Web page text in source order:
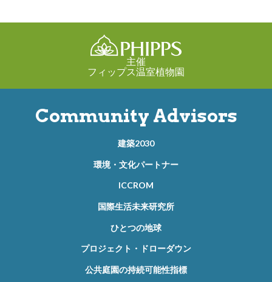
主催
フィップス温室植物園
Community Advisors
建築2030
環境・文化パートナー
ICCROM
国際生活未来研究所
ひとつの地球
プロジェクト・ドローダウン
公共庭園の持続可能性指標